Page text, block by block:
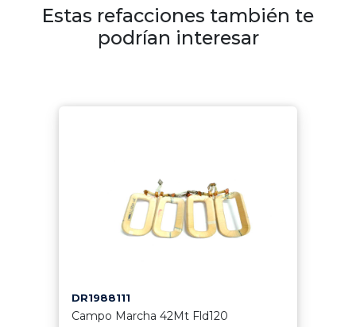
Estas refacciones también te
podrían interesar
DR1988111
Campo Marcha 42Mt Fld120